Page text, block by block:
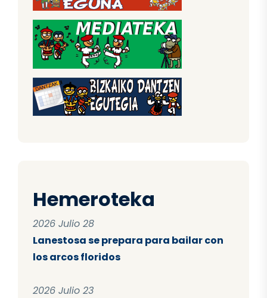
Hemeroteka
2026 Julio 28
Lanestosa se prepara para bailar con
los arcos floridos
2026 Julio 23